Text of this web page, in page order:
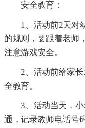
安全教育：
1、活动前2天对
的规则，要跟着老师
注意游戏安全。
2、活动前给家
全教育。
3、活动当天，
通，记录教师电话号